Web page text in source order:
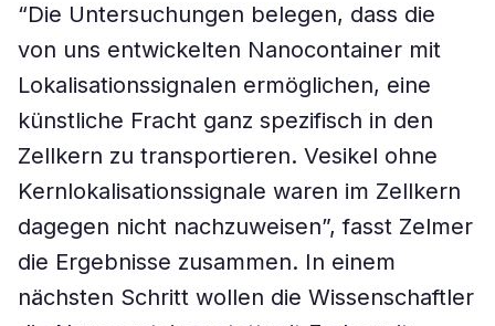
“Die Untersuchungen belegen, dass die
von uns entwickelten Nanocontainer mit
Lokalisationssignalen ermöglichen, eine
künstliche Fracht ganz spezifisch in den
Zellkern zu transportieren. Vesikel ohne
Kernlokalisationssignale waren im Zellkern
dagegen nicht nachzuweisen”, fasst Zelmer
die Ergebnisse zusammen. In einem
nächsten Schritt wollen die Wissenschaftler